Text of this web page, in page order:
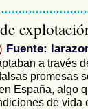
Fuente:
a través
promesas
España, algo
de vida